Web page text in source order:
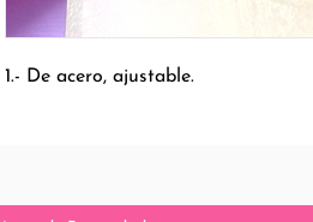
1.- De acero, ajustable.